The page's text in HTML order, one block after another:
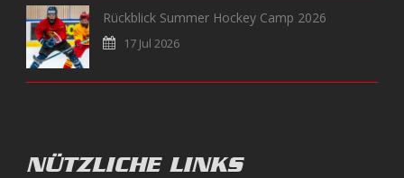
Rückblick Summer Hockey Camp 2026
17 Jul 2026
NÜTZLICHE LINKS